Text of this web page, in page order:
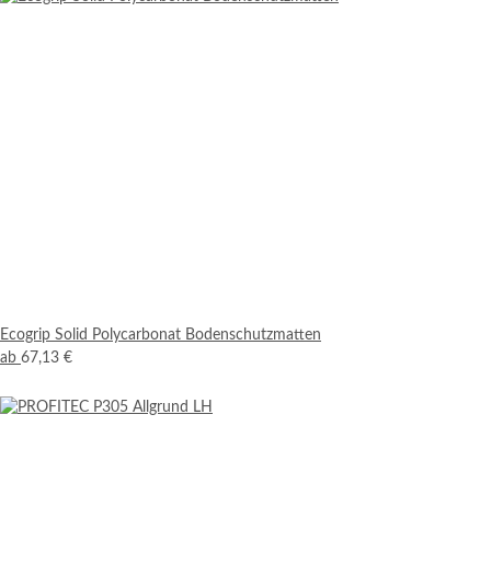
Ecogrip Solid Polycarbonat Bodenschutzmatten
ab 67,13 €